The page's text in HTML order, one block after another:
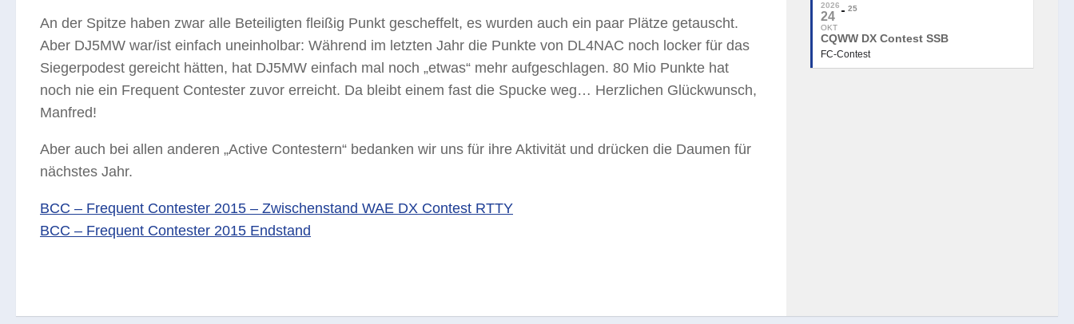
An der Spitze haben zwar alle Beteiligten fleißig Punkt gescheffelt, es wurden auch ein paar Plätze getauscht.
Aber DJ5MW war/ist einfach uneinholbar: Während im letzten Jahr die Punkte von DL4NAC noch locker für das
Siegerpodest gereicht hätten, hat DJ5MW einfach mal noch „etwas“ mehr aufgeschlagen. 80 Mio Punkte hat
noch nie ein Frequent Contester zuvor erreicht. Da bleibt einem fast die Spucke weg… Herzlichen Glückwunsch,
Manfred!
Aber auch bei allen anderen „Active Contestern“ bedanken wir uns für ihre Aktivität und drücken die Daumen für
nächstes Jahr.
BCC – Frequent Contester 2015 – Zwischenstand WAE DX Contest RTTY
BCC – Frequent Contester 2015 Endstand
2026
24
OKT
25
CQWW DX Contest SSB
FC-Contest